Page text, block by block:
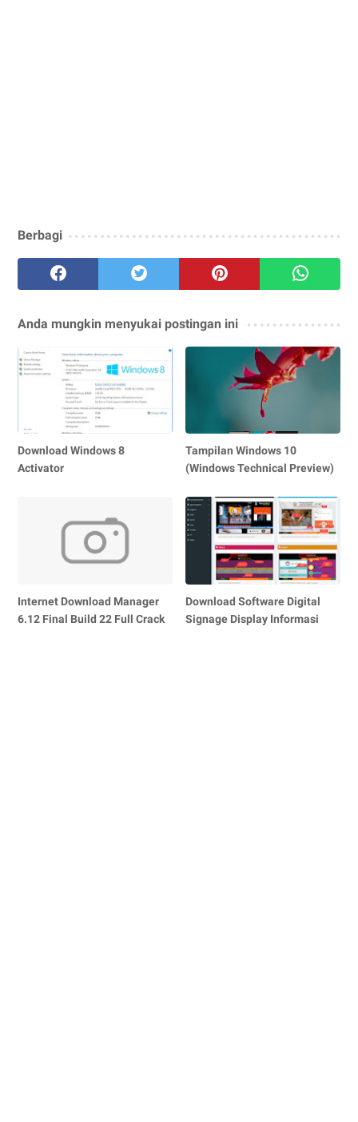
Berbagi
Anda mungkin menyukai postingan ini
Download Windows 8
Activator
Tampilan Windows 10
(Windows Technical Preview)
Internet Download Manager
6.12 Final Build 22 Full Crack
Download Software Digital
Signage Display Informasi